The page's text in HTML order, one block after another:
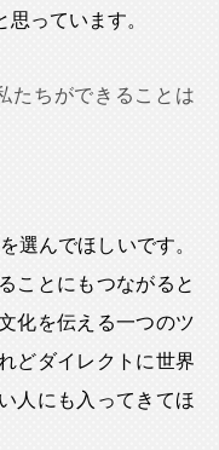
っています。
たちができることは
選んでほしいです。
ことにもつながると
化を伝える一つのツ
どダイレクトに世界
人にも入ってきてほ